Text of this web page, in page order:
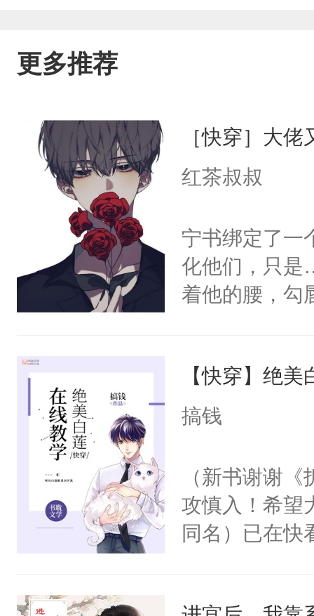
更多推荐
［快穿］大
红茶叔叔
宁书绑定了一
化他们，只是
着他的腰，勾
来，给老公
用力——为你
【快穿】绝
搞钱
（新书谢谢
攻慎入！希望
同名）已在快